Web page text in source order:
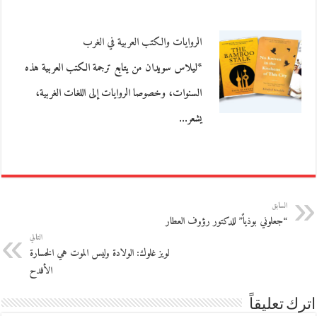
الروايات والكتب العربية في الغرب
*ليلاس سويدان من يتابع ترجمة الكتب العربية هذه
السنوات، وخصوصا الروايات إلى اللغات الغربية،
يشعر…
السابق
“جعلوني بوذياً” للدكتور رؤوف العطار
التالي
لويز غلوك: الولادة وليس الموت هي الخسارة
الأفدح
اترك تعليقاً